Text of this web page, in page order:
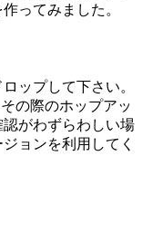
ってみました。
ップして下さい。
の際のホップアッ
がわずらわしい場
ョンを利用してく